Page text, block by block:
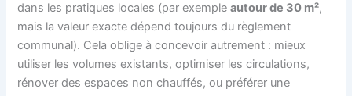
dans les pratiques locales (par exempleautour de 30 m²,
mais la valeur exacte dépend toujours du règlement
communal). Cela oblige à concevoir autrement : mieux
utiliser les volumes existants, optimiser les circulations,
rénover des espaces non chauffés, ou préférer une